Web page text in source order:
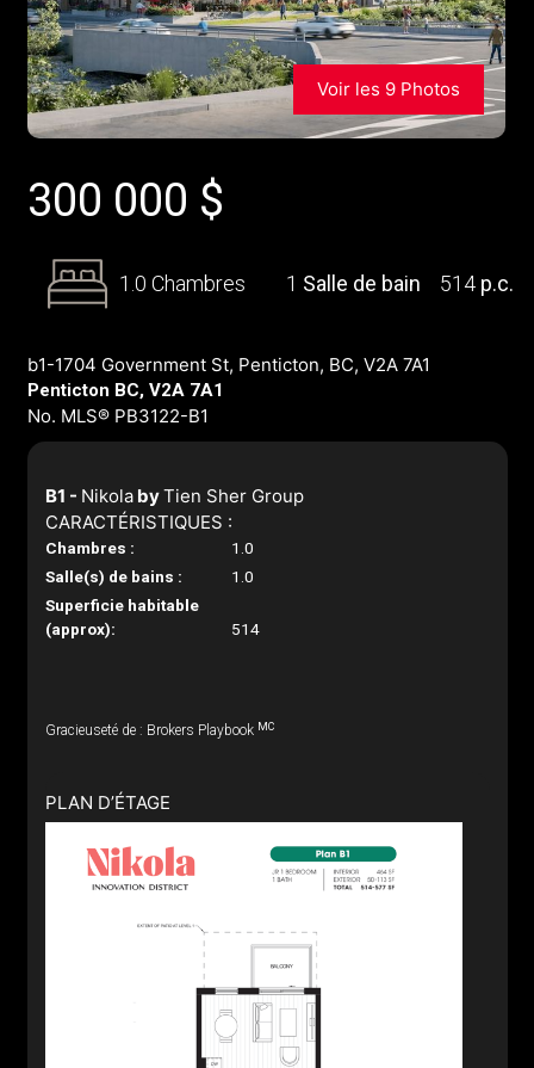
Voir les 9 Photos
300 000 $
1.0 Chambres 1 Salle de bain 514 p.c.
b1-1704 Government St, Penticton, BC, V2A 7A1
Penticton BC, V2A 7A1
No. MLS® PB3122-B1
B1 - NikolabyTien Sher Group
CARACTÉRISTIQUES :
Chambres :
1.0
Salle(s) de bains :
1.0
Superficie habitable
(approx):
514
Gracieuseté de : Brokers Playbook MC
PLAN D’ÉTAGE